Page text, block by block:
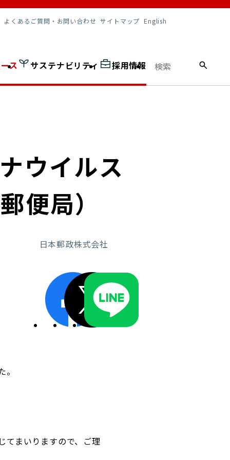
よくあるご質問・お問い合わせ サイトマップ English
ディスクロージャーポリシー／適時開示体制
ス サステナビリティ 採用情報
ウイルス
便局）
日本郵政株式会社
てまいりますので、ご理